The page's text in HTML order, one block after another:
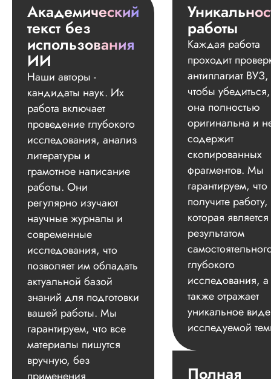
Академический
текст без
использования
ИИ
Наши авторы -
кандидаты наук. Их
работа включает
проведение глубокого
исследования, анализ
литературы и
грамотное написание
работы. Они
регулярно изучают
научные журналы и
современные
исследования, что
позволяет им обладать
актуальной базой
знаний для подготовки
вашей работы. Мы
гарантируем, что все
материалы пишутся
вручную, без
работы
Каждая работа
проходит
антиплагиат ВУЗ,
чтобы
она полностью
оригинальна и
содержит
скопированных
фрагментов. Мы
гарантируем,
получите работу,
которая является
результатом
глубокого
исследования, а
также отражает
уникальное
исследуемой
Полная